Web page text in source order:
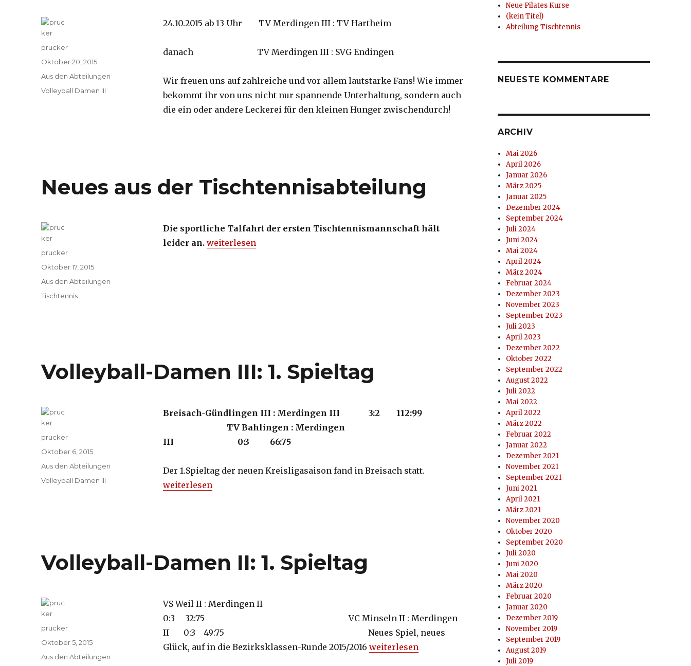
24.10.2015 ab 13 Uhr TV Merdingen III : TV Hartheim
danach TV Merdingen III : SVG Endingen
Wir freuen uns auf zahlreiche und vor allem lautstarke Fans! Wie immer
bekommt ihr von uns nicht nur spannende Unterhaltung, sondern auch
die ein oder andere Leckerei für den kleinen Hunger zwischendurch!
Autor
prucker
Veröffentlicht
am
Oktober 20, 2015
Kategorien
Aus den Abteilungen
Schlagwörter
Volleyball Damen III
Neues aus der Tischtennisabteilung
Die sportliche Talfahrt der ersten Tischtennismannschaft hält
leider an. „Neues aus der Tischtennisabteilung“
weiterlesen
Autor
prucker
Veröffentlicht
am
Oktober 17, 2015
Kategorien
Aus den Abteilungen
Schlagwörter
Tischtennis
Volleyball-Damen III: 1. Spieltag
Breisach-Gündlingen III : Merdingen III 3:2 112:99
TV Bahlingen : Merdingen
III 0:3 66:75
Der 1.Spieltag der neuen Kreisligasaison fand in Breisach statt.
„Volleyball-Damen III: 1. Spieltag“
weiterlesen
Autor
prucker
Veröffentlicht
am
Oktober 6, 2015
Kategorien
Aus den Abteilungen
Schlagwörter
Volleyball Damen III
Volleyball-Damen II: 1. Spieltag
VS Weil II : Merdingen II
0:3 32:75 VC Minseln II : Merdingen
II 0:3 49:75 Neues Spiel, neues
Glück, auf in die Bezirksklassen-Runde 2015/2016 „Volleyball-Damen II: 1. Spieltag“
weiterlesen
Autor
prucker
Veröffentlicht
am
Oktober 5, 2015
Kategorien
Aus den Abteilungen
Neue Pilates Kurse
(kein Titel)
Abteilung Tischtennis –
NEUESTE KOMMENTARE
ARCHIV
Mai 2026
April 2026
Januar 2026
März 2025
Januar 2025
Dezember 2024
September 2024
Juli 2024
Juni 2024
Mai 2024
April 2024
März 2024
Februar 2024
Dezember 2023
November 2023
September 2023
Juli 2023
April 2023
Dezember 2022
Oktober 2022
September 2022
August 2022
Juli 2022
Mai 2022
April 2022
März 2022
Februar 2022
Januar 2022
Dezember 2021
November 2021
September 2021
Juni 2021
April 2021
März 2021
November 2020
Oktober 2020
September 2020
Juli 2020
Juni 2020
Mai 2020
März 2020
Februar 2020
Januar 2020
Dezember 2019
November 2019
September 2019
August 2019
Juli 2019